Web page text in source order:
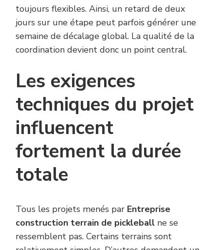
toujours flexibles. Ainsi, un retard de deux
jours sur une étape peut parfois générer une
semaine de décalage global. La qualité de la
coordination devient donc un point central.
Les exigences
techniques du projet
influencent
fortement la durée
totale
Tous les projets menés par Entreprise
construction terrain de pickleball ne se
ressemblent pas. Certains terrains sont